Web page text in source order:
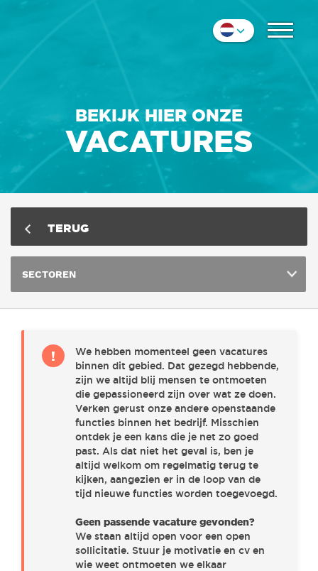
COLLEGA'S
CONTACT
BEKIJK HIER ONZE
VACATURES
TERUG
SECTOREN
ENGINEERING
SALES & MARKETING(0)
PROJECT MANAGEMENT (0)
(0)
PURCHASE & LOGISTICS (0)
!
We hebben momenteel geen vacatures
binnen dit gebied. Dat gezegd hebbende,
zijn we altijd blij mensen te ontmoeten
die gepassioneerd zijn over wat ze doen.
Verken gerust onze andere openstaande
functies binnen het bedrijf. Misschien
ontdek je een kans die je net zo goed
past. Als dat niet het geval is, ben je
altijd welkom om regelmatig terug te
kijken, aangezien er in de loop van de
tijd nieuwe functies worden toegevoegd.
Geen passende vacature gevonden?
We staan altijd open voor een open
sollicitatie. Stuur je motivatie en cv en
wie weet ontmoeten we elkaar